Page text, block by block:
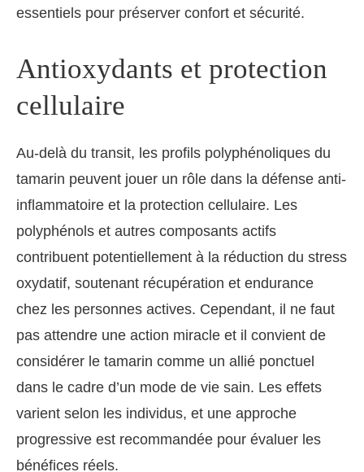
essentiels pour préserver confort et sécurité.
Antioxydants et protection
cellulaire
Au-delà du transit, les profils polyphénoliques du
tamarin peuvent jouer un rôle dans la défense anti-
inflammatoire et la protection cellulaire. Les
polyphénols et autres composants actifs
contribuent potentiellement à la réduction du stress
oxydatif, soutenant récupération et endurance
chez les personnes actives. Cependant, il ne faut
pas attendre une action miracle et il convient de
considérer le tamarin comme un allié ponctuel
dans le cadre d’un mode de vie sain. Les effets
varient selon les individus, et une approche
progressive est recommandée pour évaluer les
bénéfices réels.